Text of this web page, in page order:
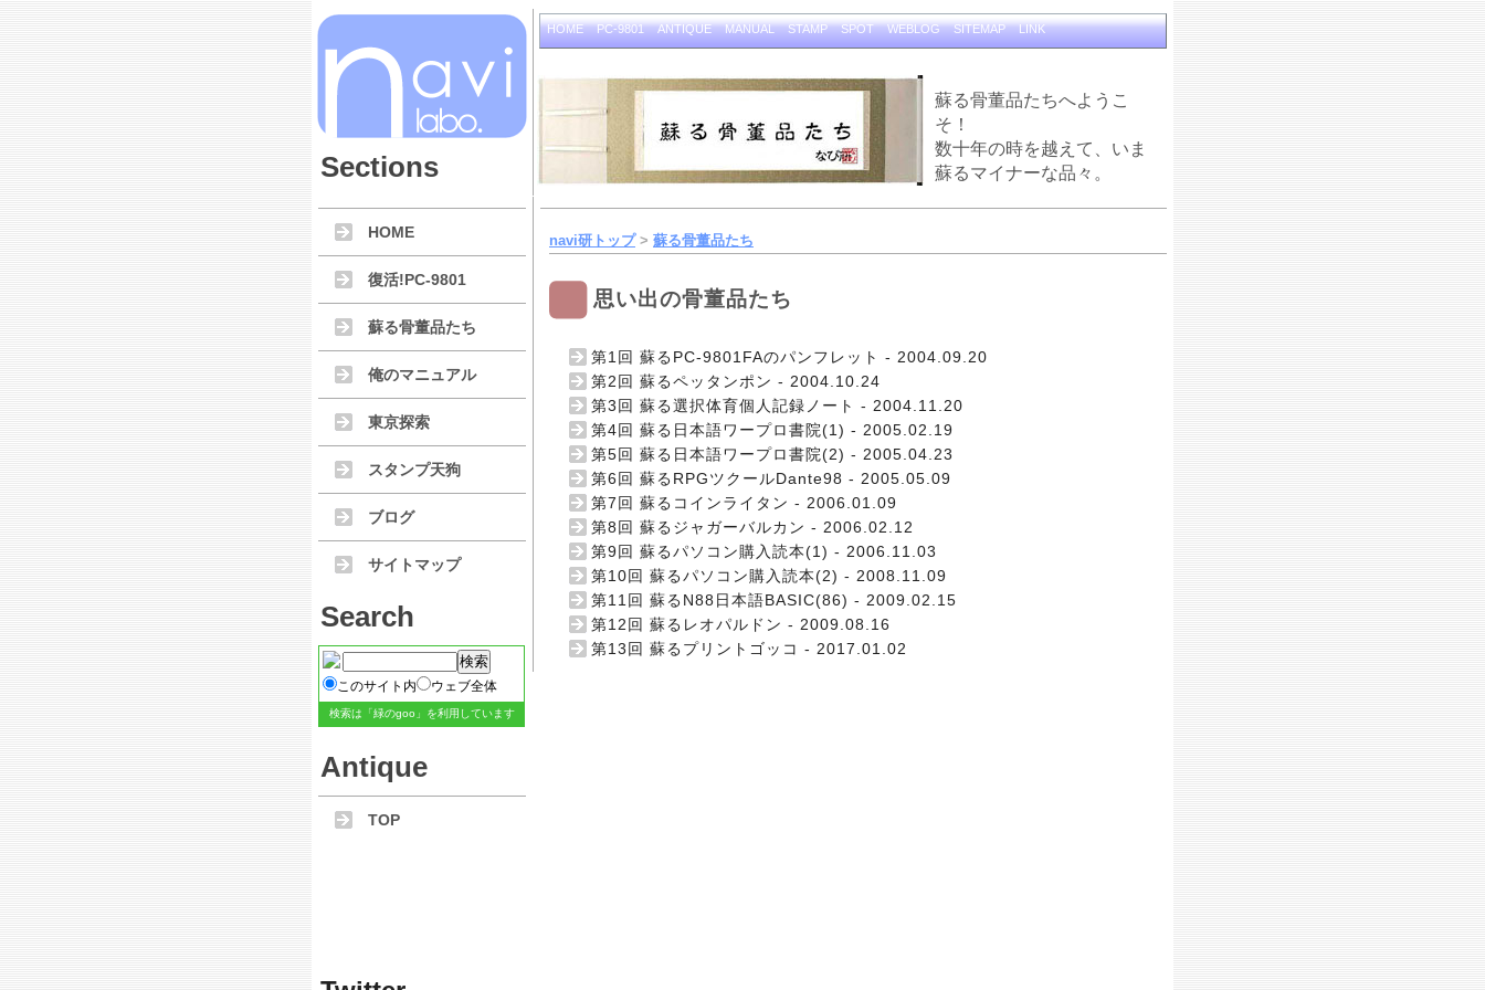
Sections
HOME PC-9801 ANTIQUE MANUAL STAMP SPOT WEBLOG SITEMAP LINK
蘇る骨董品たちへようこ
そ！
数十年の時を越えて、いま
蘇るマイナーな品々。
HOME
復活!PC-9801
蘇る骨董品たち
俺のマニュアル
東京探索
スタンプ天狗
ブログ
サイトマップ
Search
このサイト内 ウェブ全体
検索は 「緑のgoo」 を利用しています
Antique
TOP
navi研トップ > 蘇る骨董品たち
思い出の骨董品たち
第1回 蘇るPC-9801FAのパンフレット - 2004.09.20
第2回 蘇るペッタンポン - 2004.10.24
第3回 蘇る選択体育個人記録ノート - 2004.11.20
第4回 蘇る日本語ワープロ書院(1) - 2005.02.19
第5回 蘇る日本語ワープロ書院(2) - 2005.04.23
第6回 蘇るRPGツクールDante98 - 2005.05.09
第7回 蘇るコインライタン - 2006.01.09
第8回 蘇るジャガーバルカン - 2006.02.12
第9回 蘇るパソコン購入読本(1) - 2006.11.03
第10回 蘇るパソコン購入読本(2) - 2008.11.09
第11回 蘇るN88日本語BASIC(86) - 2009.02.15
第12回 蘇るレオパルドン - 2009.08.16
第13回 蘇るプリントゴッコ - 2017.01.02